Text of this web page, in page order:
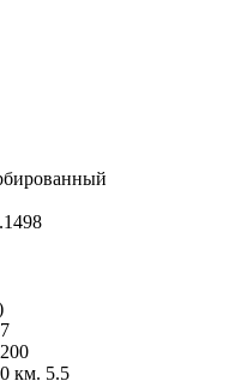
1498
200
км. 5.5